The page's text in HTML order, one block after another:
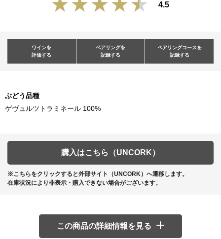
4.5
ワインを
評価する
ペアリングを
記録する
ペアリングコースを
記録する
ぶどう品種
ゲヴュルツトラミネール 100%
購入はこちら（UNCORK）
※こちらをクリックすると外部サイト（UNCORK）へ遷移します。
在庫状況により非表示・購入できない場合がございます。
この商品の詳細情報を見る